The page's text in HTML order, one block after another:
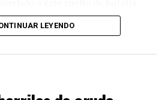
futuro
el futuro energético en disputa
movimientos de Wall Street. Por
contratos si se reabre el
otro, muchos inversionistas
puntos más peligrosos del
de los ataques
iraní al bloqueo
LEYENDO